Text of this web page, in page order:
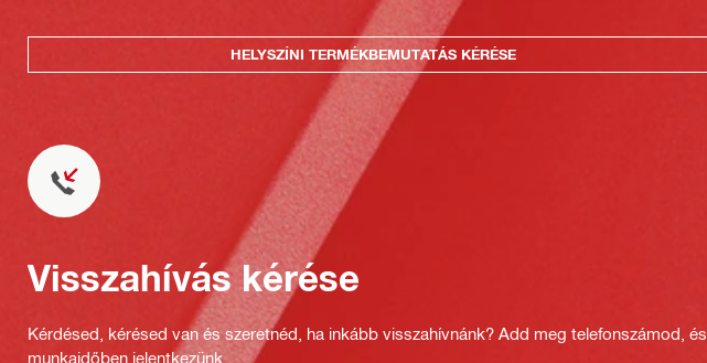
HELYSZÍNI TERMÉKBEMUTATÁS KÉRÉSE
Visszahívás kérése
Kérdésed, kérésed van és szeretnéd, ha inkább visszahívnánk? Add meg telefonszámod, és
munkaidőben jelentkezünk.